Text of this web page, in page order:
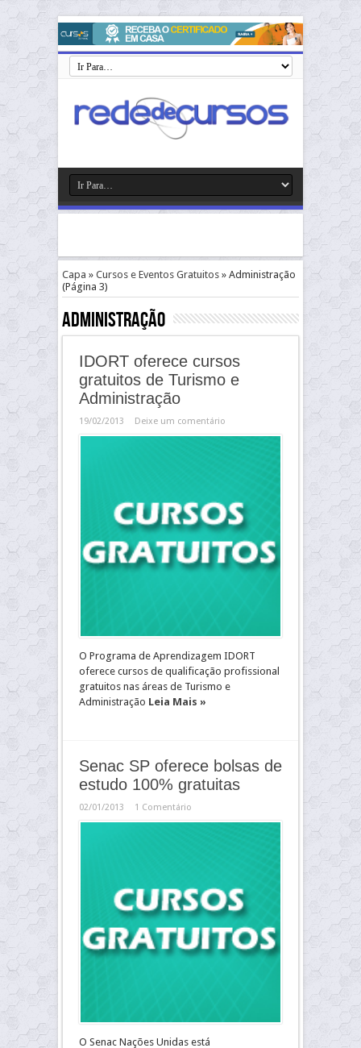
Capa » Cursos e Eventos Gratuitos » Administração
(Página 3)
Administração
IDORT oferece cursos
gratuitos de Turismo e
Administração
19/02/2013 Deixe um comentário
O Programa de Aprendizagem IDORT
oferece cursos de qualificação profissional
gratuitos nas áreas de Turismo e
Administração Leia Mais »
Senac SP oferece bolsas de
estudo 100% gratuitas
02/01/2013 1 Comentário
O Senac Nações Unidas está